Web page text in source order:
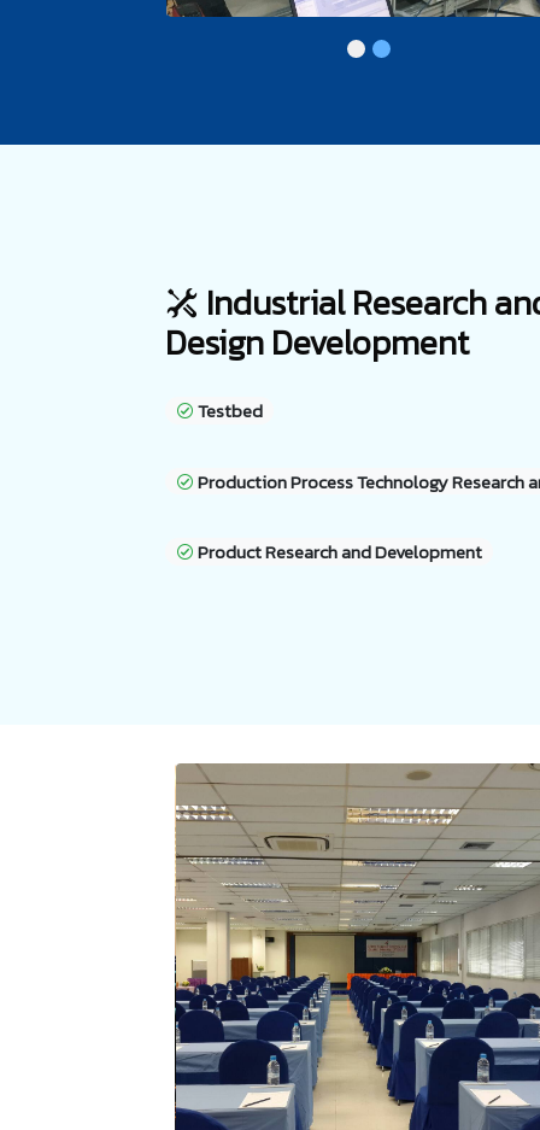
Industrial Research
Design Development
Testbed
Production Process Technology Research
Product Research and Development